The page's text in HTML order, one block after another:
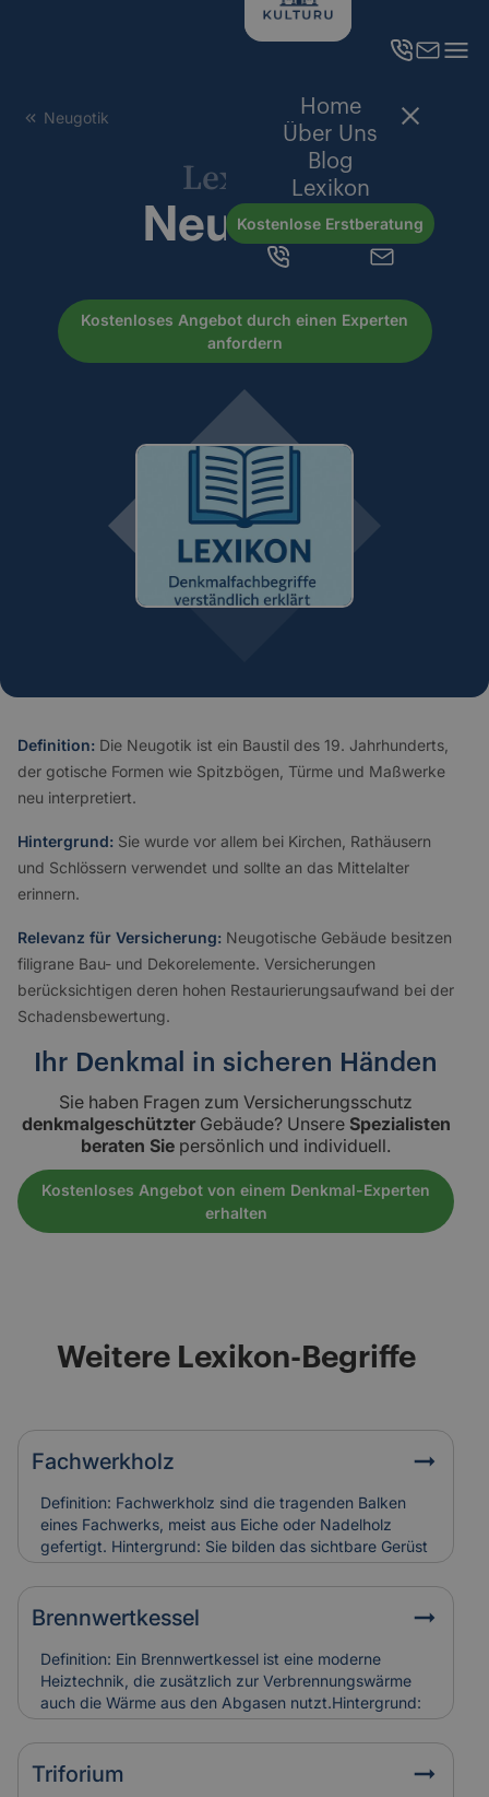
Home
Über Uns
Blog
Lexikon
Kostenlose Erstberatung
Neugotik
Lexikon
Neugotik
Kostenloses Angebot durch einen Experten
anfordern
Definition: Die Neugotik ist ein Baustil des 19. Jahrhunderts,
der gotische Formen wie Spitzbögen, Türme und Maßwerke
neu interpretiert.
Hintergrund: Sie wurde vor allem bei Kirchen, Rathäusern
und Schlössern verwendet und sollte an das Mittelalter
erinnern.
Relevanz für Versicherung: Neugotische Gebäude besitzen
filigrane Bau- und Dekorelemente. Versicherungen
berücksichtigen deren hohen Restaurierungsaufwand bei der
Schadensbewertung.
Ihr Denkmal in sicheren Händen
Sie haben Fragen zum Versicherungsschutz
denkmalgeschützterGebäude? Unsere Spezialisten
beraten Sie persönlich und individuell.
Kostenloses Angebot von einem Denkmal-Experten
erhalten
Weitere Lexikon-Begriffe
Fachwerkholz
Definition: Fachwerkholz sind die tragenden Balken
eines Fachwerks, meist aus Eiche oder Nadelholz
gefertigt. Hintergrund: Sie bilden das sichtbare Gerüst
der Konstruktion und sind durch Zapfen, Dübel oder
Verblattungen miteinander verbunden. Fachwerkholz
bestimmt Stabilität und Erscheinungsbild eines
oder Schädlingsbefall am Fachwerkholz führen zu
hohen Restaurierungskosten, die Versicherungen bei
denkmalgerechter Instandsetzung berücksichtigen.
Brennwertkessel
Definition: Ein Brennwertkessel ist eine moderne
Heiztechnik, die zusätzlich zur Verbrennungswärme
auch die Wärme aus den Abgasen nutzt.Hintergrund:
Dadurch arbeitet der Kessel besonders effizient und
spart Energie im Vergleich zu älteren Heizsystemen. In
Alt- und Denkmalgebäuden wird er häufig in
Triforium